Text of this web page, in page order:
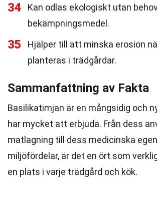
34
Kan odlas ekologiskt utan
bekämpningsmedel.
35
Hjälper till att minska erosion
planteras i trädgårdar.
Sammanfattning av Fakta
Basilikatimjan är en mångsidig och
har mycket att erbjuda. Från dess
matlagning till dess medicinska
miljöfördelar, är det en ört som
en plats i varje trädgård och kök.